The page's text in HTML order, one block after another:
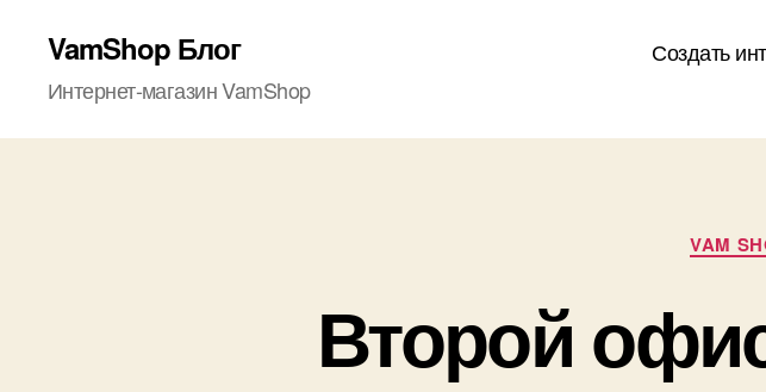
VamShop Блог
Интернет-магазин VamShop
Создать
VAM
Второй